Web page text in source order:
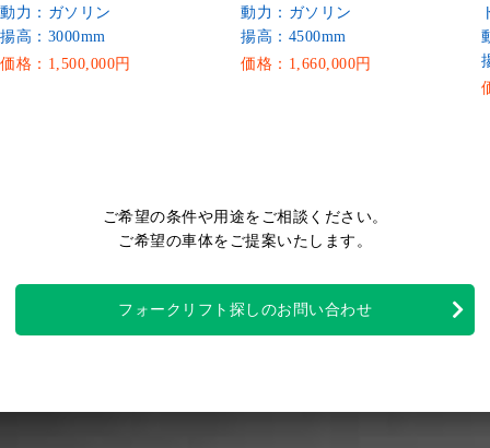
動力：ガソリン
揚高：3000mm
価格：1,500,000円
動力：ガソリン
揚高：4500mm
価格：1,660,000円
ご希望の条件や用途をご相談ください。
ご希望の車体をご提案いたします。
フォークリフト探しのお問い合わせ